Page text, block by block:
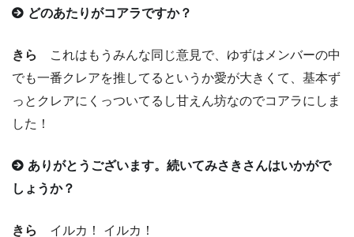
どのあたりがコアラですか？
きら
これはもうみんな同じ意見で、ゆずはメンバーの中
でも一番クレアを推してるというか愛が大きくて、基本ず
っとクレアにくっついてるし甘えん坊なのでコアラにしま
した！
ありがとうございます。続いてみさきさんはいかがで
しょうか？
きら イルカ！ イルカ！